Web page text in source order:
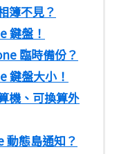
簿不見？
鍵盤！
臨時備份？
鍵盤大小！
機、可換算外
態島通知？